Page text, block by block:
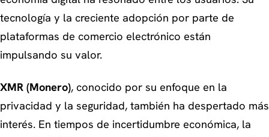
tecnología y la creciente adopción por parte de
plataformas de comercio electrónico están
impulsando su valor.
XMR (Monero), conocido por su enfoque en la
privacidad y la seguridad, también ha despertado más
interés. En tiempos de incertidumbre económica, la